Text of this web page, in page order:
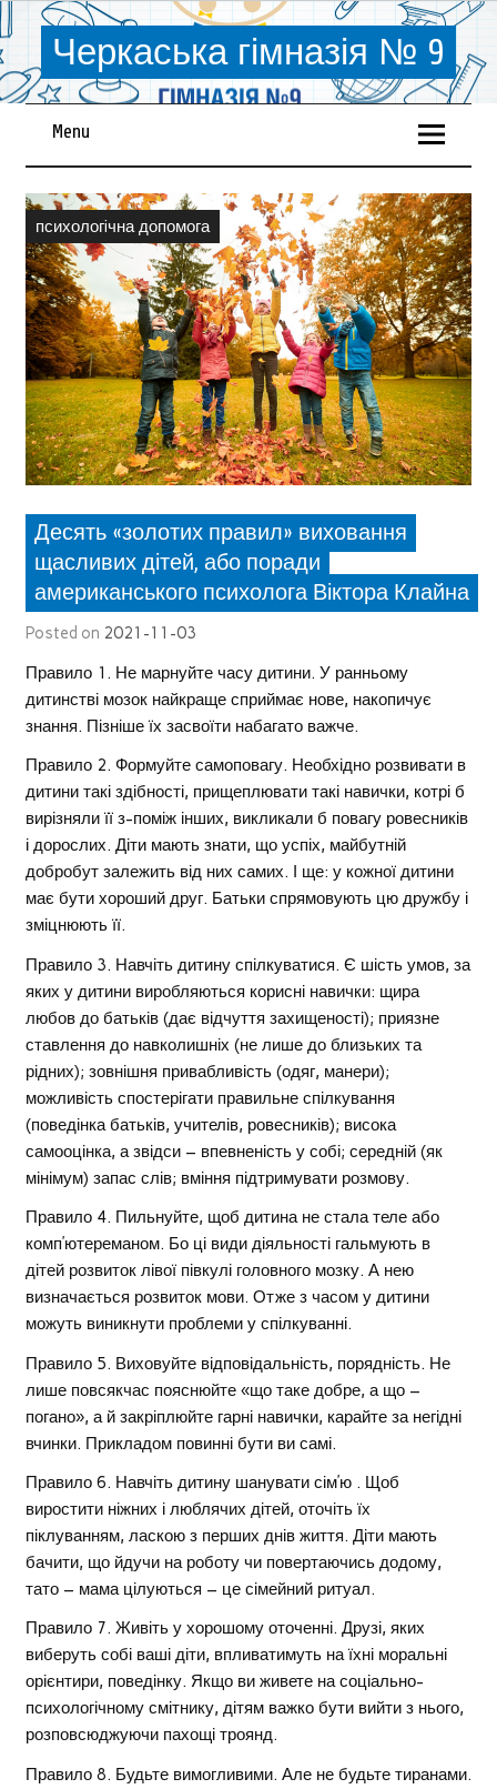
Черкаська гімназія № 9
Menu
психологiчна допомога
Десять «золотих правил» виховання
щасливих дітей, або поради
американського психолога Віктора Клайна
Posted on 2021-11-03
Правило 1. Не марнуйте часу дитини. У ранньому
дитинстві мозок найкраще сприймає нове, накопичує
знання. Пізніше їх засвоїти набагато важче.
Правило 2. Формуйте самоповагу. Необхідно розвивати в
дитини такі здібності, прищеплювати такі навички, котрі б
вирізняли її з-поміж інших, викликали б повагу ровесників
і дорослих. Діти мають знати, що успіх, майбутній
добробут залежить від них самих. І ще: у кожної дитини
має бути хороший друг. Батьки спрямовують цю дружбу і
зміцнюють її.
Правило 3. Навчіть дитину спілкуватися. Є шість умов, за
яких у дитини виробляються корисні навички: щира
любов до батьків (дає відчуття захищеності); приязне
ставлення до навколишніх (не лише до близьких та
рідних); зовнішня привабливість (одяг, манери);
можливість спостерігати правильне спілкування
(поведінка батьків, учителів, ровесників); висока
самооцінка, а звідси – впевненість у собі; середній (як
мінімум) запас слів; вміння підтримувати розмову.
Правило 4. Пильнуйте, щоб дитина не стала теле або
комп’ютереманом. Бо ці види діяльності гальмують в
дітей розвиток лівої півкулі головного мозку. А нею
визначається розвиток мови. Отже з часом у дитини
можуть виникнути проблеми у спілкуванні.
Правило 5. Виховуйте відповідальність, порядність. Не
лише повсякчас пояснюйте «що таке добре, а що –
погано», а й закріплюйте гарні навички, карайте за негідні
вчинки. Прикладом повинні бути ви самі.
Правило 6. Навчіть дитину шанувати сім’ю . Щоб
виростити ніжних і люблячих дітей, оточіть їх
піклуванням, ласкою з перших днів життя. Діти мають
бачити, що йдучи на роботу чи повертаючись додому,
тато – мама цілуються – це сімейний ритуал.
Правило 7. Живіть у хорошому оточенні. Друзі, яких
виберуть собі ваші діти, впливатимуть на їхні моральні
орієнтири, поведінку. Якщо ви живете на соціально-
психологічному смітнику, дітям важко бути вийти з нього,
розповсюджуючи пахощі троянд.
Правило 8. Будьте вимогливими. Але не будьте тиранами.